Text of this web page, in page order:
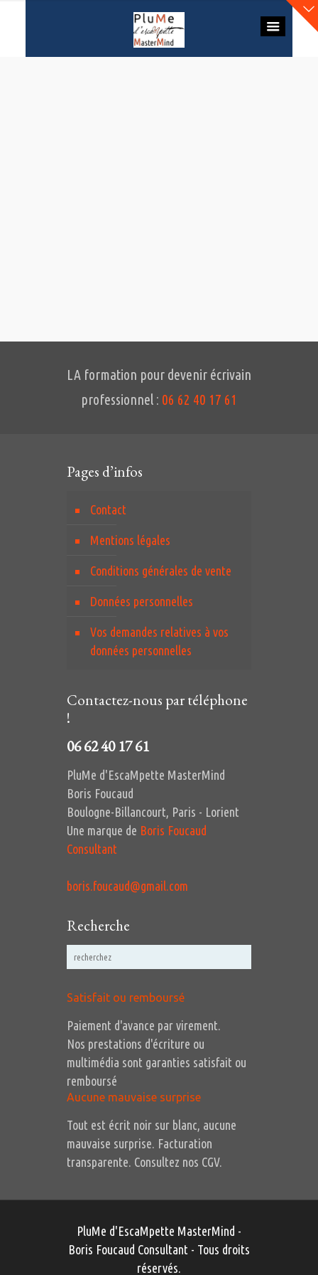
LA formation pour devenir écrivain
professionnel : 06 62 40 17 61
Pages d’infos
Contact
Mentions légales
Conditions générales de vente
Données personnelles
Vos demandes relatives à vos
données personnelles
Contactez-nous par téléphone
!
06 62 40 17 61
PluMe d'EscaMpette MasterMind
Boris Foucaud
Boulogne-Billancourt, Paris - Lorient
Une marque de Boris Foucaud
Consultant
boris.foucaud@gmail.com
Recherche
Satisfait ou remboursé
Paiement d'avance par virement.
Nos prestations d'écriture ou
multimédia sont garanties satisfait ou
remboursé
Aucune mauvaise surprise
Tout est écrit noir sur blanc, aucune
mauvaise surprise. Facturation
transparente. Consultez nos CGV.
PluMe d'EscaMpette MasterMind -
Boris Foucaud Consultant - Tous droits
réservés.